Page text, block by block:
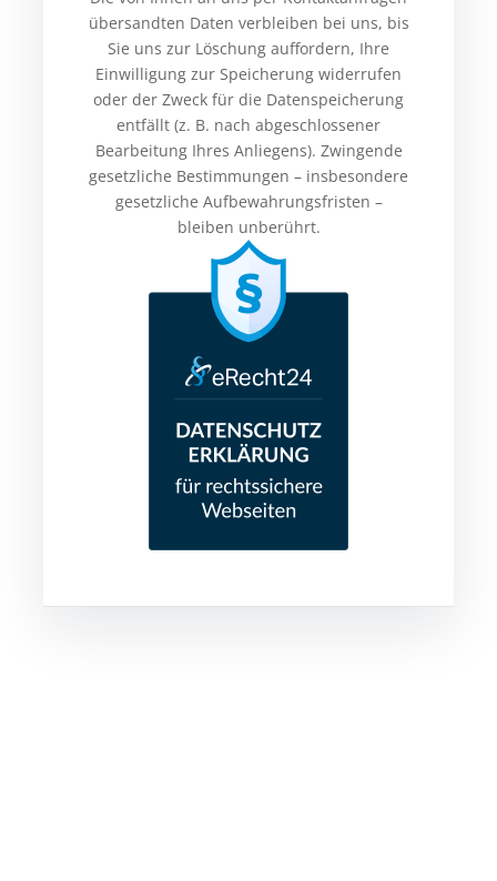
übersandten Daten verbleiben bei uns, bis
Sie uns zur Löschung auffordern, Ihre
Einwilligung zur Speicherung widerrufen
oder der Zweck für die Datenspeicherung
entfällt (z. B. nach abgeschlossener
Bearbeitung Ihres Anliegens). Zwingende
gesetzliche Bestimmungen – insbesondere
gesetzliche Aufbewahrungsfristen –
bleiben unberührt.